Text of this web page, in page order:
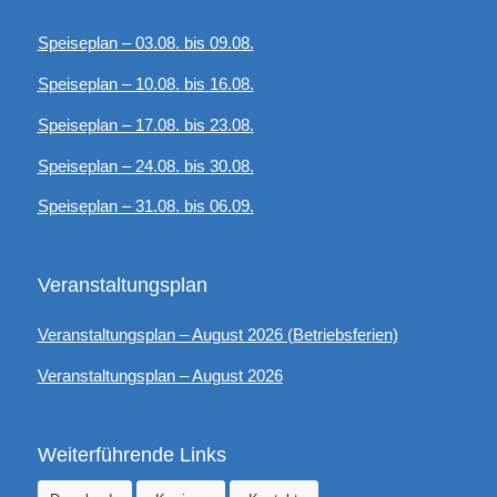
Speiseplan – 03.08. bis 09.08.
Speiseplan – 10.08. bis 16.08.
Speiseplan – 17.08. bis 23.08.
Speiseplan – 24.08. bis 30.08.
Speiseplan – 31.08. bis 06.09.
Veranstaltungsplan
Veranstaltungsplan – August 2026 (Betriebsferien)
Veranstaltungsplan – August 2026
Weiterführende Links